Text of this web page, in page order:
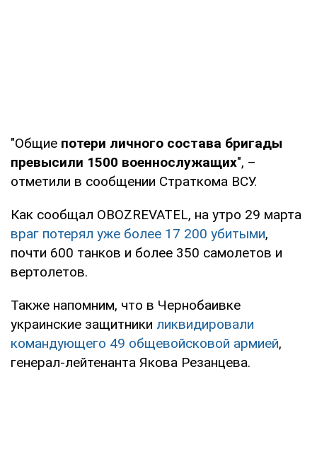
"Общие потери личного состава бригады
превысили 1500 военнослужащих", –
отметили в сообщении Страткома ВСУ.
Как сообщал OBOZREVATEL, на утро 29 марта
враг потерял уже более 17 200 убитыми,
почти 600 танков и более 350 самолетов и
вертолетов.
Также напомним, что в Чернобаивке
украинские защитники ликвидировали
командующего 49 общевойсковой армией,
генерал-лейтенанта Якова Резанцева.